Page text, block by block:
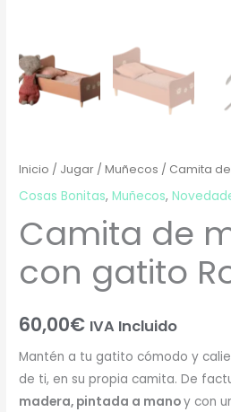
Inicio / Jugar /Muñecos / Camita
Cosas Bonitas,Muñecos,
Camita de
con gatito
60,00€ IVA Incluido
Mantén a tu gatito cómodo y
de ti, en su propia camita. De
madera, pintada a manoy con